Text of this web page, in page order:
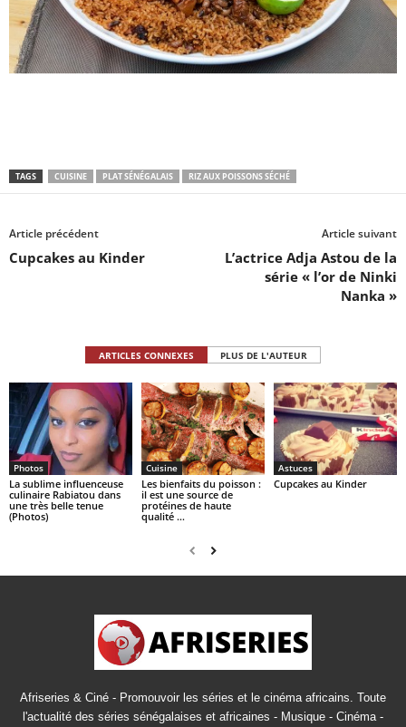
TAGS CUISINE PLAT SÉNÉGALAIS RIZ AUX POISSONS SÉCHÉ
Article précédent
Cupcakes au Kinder
Article suivant
L’actrice Adja Astou de la
série « l’or de Ninki
Nanka »
ARTICLES CONNEXES PLUS DE L'AUTEUR
Photos
La sublime influenceuse
culinaire Rabiatou dans
une très belle tenue
(Photos)
Cuisine
Les bienfaits du poisson :
il est une source de
protéines de haute
qualité …
Astuces
Cupcakes au Kinder
Afriseries & Ciné - Promouvoir les séries et le cinéma africains. Toute
l'actualité des séries sénégalaises et africaines - Musique - Cinéma -